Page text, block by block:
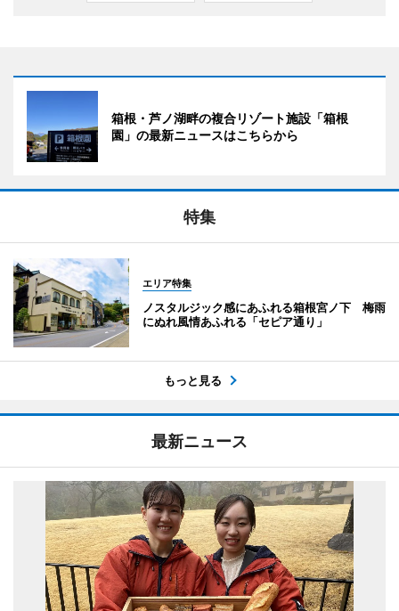
箱根・芦ノ湖畔の複合リゾート施設「箱根
園」の最新ニュースはこちらから
特集
エリア特集
ノスタルジック感にあふれる箱根宮ノ下 梅雨
にぬれ風情あふれる「セピア通り」
もっと見る
最新ニュース